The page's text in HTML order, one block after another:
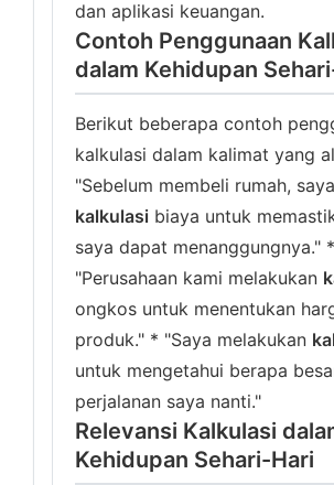
dan aplikasi keuangan.
Contoh Penggunaan
dalam Kehidupan
Berikut beberapa contoh
kalkulasi dalam kalimat yang
"Sebelum membeli rumah,
kalkulasi biaya untuk
saya dapat menanggungnya." *
"Perusahaan kami melakukan
ongkos untuk menentukan
produk." * "Saya melakukan
untuk mengetahui berapa
perjalanan saya nanti."
Relevansi Kalkulasi
Kehidupan Sehari-Hari